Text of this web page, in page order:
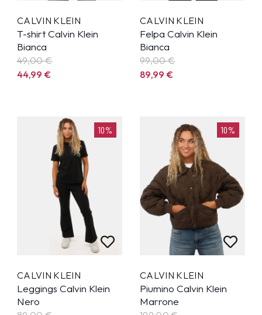
CALVIN KLEIN
T-shirt Calvin Klein
Bianca
49,00 €
44,99€
CALVIN KLEIN
Felpa Calvin Klein
Bianca
99,00 €
89,99€
10%
CALVIN KLEIN
Leggings Calvin Klein
Nero
10%
CALVIN KLEIN
Piumino Calvin Klein
Marrone